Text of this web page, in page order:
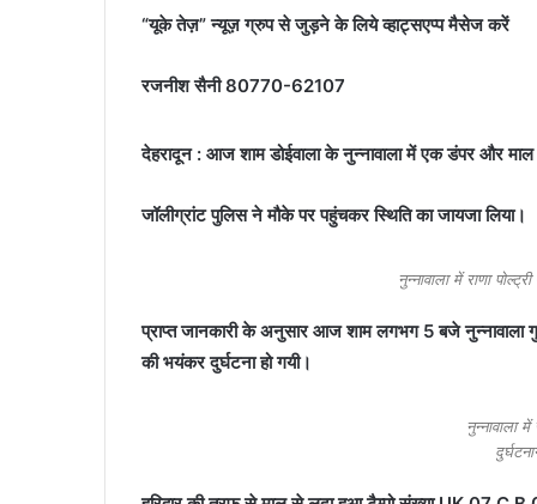
“यूके तेज़” न्यूज़ ग्रुप से जुड़ने के लिये व्हाट्सएप्प मैसेज करें
रजनीश सैनी 80770-62107
देहरादून : आज शाम डोईवाला के नुन्नावाला में एक डंपर और
जॉलीग्रांट पुलिस ने मौके पर पहुंचकर स्थिति का जायजा लिया।
नुन्नावाला में राणा
प्राप्त जानकारी के अनुसार आज शाम लगभग 5 बजे नुन्नावाला
की भयंकर दुर्घटना हो गयी।
नुन्नावाला में